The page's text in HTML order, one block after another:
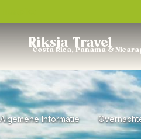
Riksja Travel
Costa Rica, Panama &
Algemene Informatie